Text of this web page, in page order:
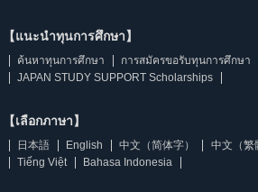
【แนะนำทุนการศึกษา】
ค้นหาทุนการศึกษา
การสมัครขอรับทุนการศึกษา
JAPAN STUDY SUPPORT Scholarships
【เลือกภาษา】
日本語 English 中文（简体字） 中文（繁
Tiếng Việt
Bahasa Indonesia